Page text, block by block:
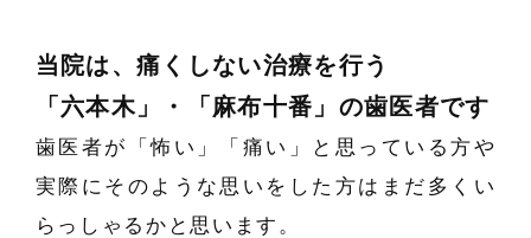
当院は、痛くしない治療を行う
「六本木」・「麻布十番」の歯医者です
歯医者が「怖い」「痛い」と思っている方や
実際にそのような思いをした方はまだ多くい
らっしゃるかと思います。